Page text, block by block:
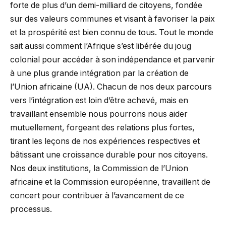
forte de plus d’un demi-milliard de citoyens, fondée
sur des valeurs communes et visant à favoriser la paix
et la prospérité est bien connu de tous. Tout le monde
sait aussi comment l’Afrique s’est libérée du joug
colonial pour accéder à son indépendance et parvenir
à une plus grande intégration par la création de
l’Union africaine (UA). Chacun de nos deux parcours
vers l’intégration est loin d’être achevé, mais en
travaillant ensemble nous pourrons nous aider
mutuellement, forgeant des relations plus fortes,
tirant les leçons de nos expériences respectives et
bâtissant une croissance durable pour nos citoyens.
Nos deux institutions, la Commission de l’Union
africaine et la Commission européenne, travaillent de
concert pour contribuer à l’avancement de ce
processus.